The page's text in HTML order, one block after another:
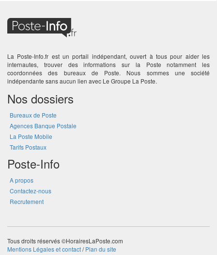
La Poste-Info.fr est un portail indépendant, ouvert à tous pour aider les
internautes, trouver des informations sur la Poste notamment les
coordonnées des bureaux de Poste. Nous sommes une société
indépendante sans aucun lien avec Le Groupe La Poste.
Nos dossiers
Bureaux de Poste
Agences Banque Postale
La Poste Mobile
Tarifs Postaux
Poste-Info
A propos
Contactez-nous
Recrutement
Tous droits réservés ©HorairesLaPoste.com
Mentions Légales et contact/Plan du site